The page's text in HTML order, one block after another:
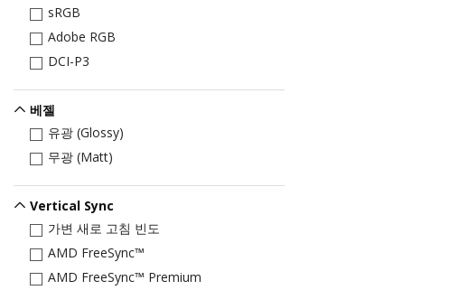
sRGB
Adobe RGB
DCI-P3
베젤
유광 (Glossy)
무광 (Matt)
Vertical Sync
가변 새로 고침 빈도
AMD FreeSync™
AMD FreeSync™ Premium